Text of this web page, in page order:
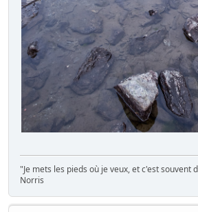
"Je mets les pieds où je veux, et c'est souvent
Norris